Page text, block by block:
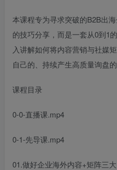
本课程专为寻求突破的B2B出
的技巧分享，而是一套从0到1
入讲解如何将内容营销与社媒
自己的、持续产生高质量询盘的
课程目录
0-0-直播课.mp4
0-1-先导课.mp4
01.做好企业海外内容+矩阵三